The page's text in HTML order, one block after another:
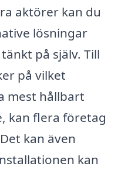
aktörer kan du
lösningar
på själv. Till
på vilket
mest hållbart
kan flera företag
kan även
kan